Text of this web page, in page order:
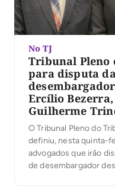
No TJ
Tribunal Pleno
para disputa
Ercílio
Guilherme
O Tribunal Pleno do
definiu, nesta quinta-
advogados que irão
de desembargador